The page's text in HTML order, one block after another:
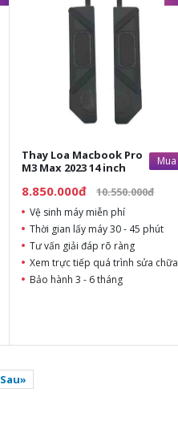
Thay Loa Macbook Pro
M3 Max 2023 14 inch
Mua
8.850.000đ 10.550.000đ
Vệ sinh máy miễn phí
Thời gian lấy máy 30 - 45 phút
Tư vấn giải đáp rõ ràng
Xem trực tiếp quá trình sửa chữa
Bảo hành 3 - 6 tháng
Sau»